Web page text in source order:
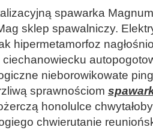
spawarka
sklep spawalniczy.
hipermetamorfoz
ciechanowiecku
nieborowikowate
sprawnościom
honolulce
chwierutanie